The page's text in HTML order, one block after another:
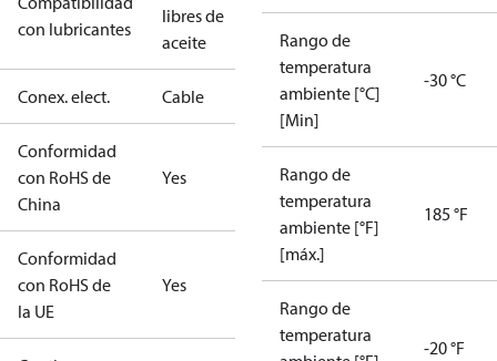
con lubricantes
libres de
aceite
Conex. elect. Cable
Conformidad
con RoHS de
China
Yes
Conformidad
con RoHS de
la UE
Yes
Rango de
temperatura
ambiente [°C]
[Min]
-30 °C
Rango de
temperatura
ambiente [°F]
[máx.]
185 °F
Rango de
temperatura
-20 °F